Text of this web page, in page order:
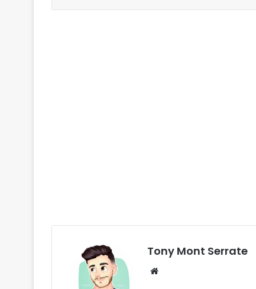
Tony Mont Serrate